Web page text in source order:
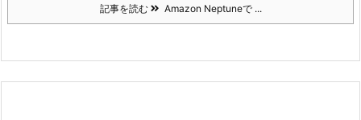
記事を読む Amazon Neptuneで ...